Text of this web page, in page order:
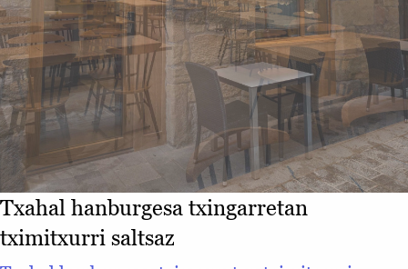
Txahal hanburgesa txingarretan
tximitxurri saltsaz